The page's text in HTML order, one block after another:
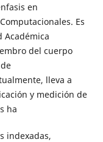
en
Es
Académica
del cuerpo
lleva a
y medición de
ha
indexadas,